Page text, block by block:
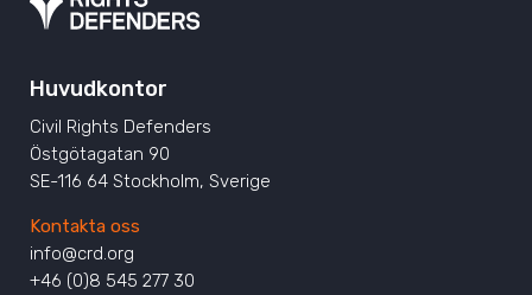
Huvudkontor
Civil Rights Defenders
Östgötagatan 90
SE-116 64 Stockholm, Sverige
Kontakta oss
info@crd.org
+46 (0)8 545 277 30